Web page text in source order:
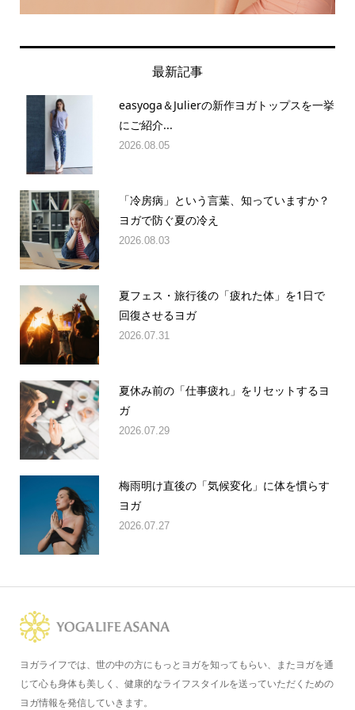
最新記事
easyoga＆Julierの新作ヨガトップスを一挙
にご紹介...
2026.08.05
「冷房病」という言葉、知っていますか？
ヨガで防ぐ夏の冷え
2026.08.03
夏フェス・旅行後の「疲れた体」を1日で
回復させるヨガ
2026.07.31
夏休み前の「仕事疲れ」をリセットするヨ
ガ
2026.07.29
梅雨明け直後の「気候変化」に体を慣らす
ヨガ
2026.07.27
ヨガライフでは、世の中の方にもっとヨガを知ってもらい、またヨガを通
じて心も身体も美しく、健康的なライフスタイルを送っていただくための
ヨガ情報を発信していきます。